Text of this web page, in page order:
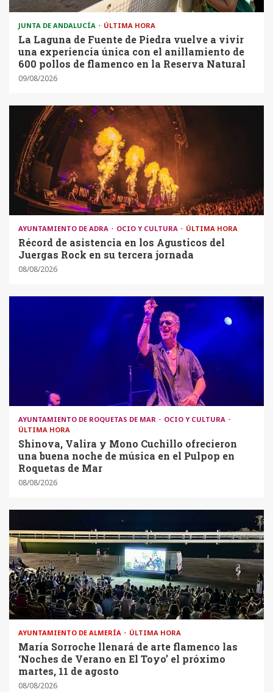
JUNTA DE ANDALUCÍA ÚLTIMA HORA
La Laguna de Fuente de Piedra vuelve a vivir
una experiencia única con el anillamiento de
600 pollos de flamenco en la Reserva Natural
09/08/2026
AYUNTAMIENTO DE ADRA OCIO Y CULTURA ÚLTIMA HORA
Récord de asistencia en los Agusticos del
Juergas Rock en su tercera jornada
08/08/2026
AYUNTAMIENTO DE ROQUETAS DE MAR
OCIO Y CULTURA
ÚLTIMA HORA
Shinova, Valira y Mono Cuchillo ofrecieron
una buena noche de música en el Pulpop en
Roquetas de Mar
08/08/2026
AYUNTAMIENTO DE ALMERÍA ÚLTIMA HORA
María Sorroche llenará de arte flamenco las
‘Noches de Verano en El Toyo’ el próximo
martes, 11 de agosto
08/08/2026